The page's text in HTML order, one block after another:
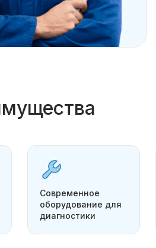
Современное
оборудование для
диагностики